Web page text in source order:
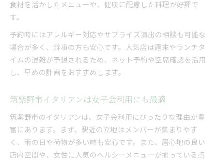
食材を活かしたメニューや、健康に配慮した料理が好評で
す。
予約時にはアレルギー対応やサプライズ演出の相談も可能な
場合が多く、幹事の方も安心です。人気店は週末やランチタ
イムの混雑が予想されるため、ネット予約や空席確認を活用
し、早めの計画をおすすめします。
筑紫野市イタリアンは女子会利用にも最適
筑紫野市のイタリアンは、女子会利用にぴったりな理由が豊
富にあります。まず、駅近の立地はメンバーが集まりやす
く、雨の日や荷物が多い時も安心です。また、居心地の良い
店内空間や、女性に人気のヘルシーメニューが揃っている点